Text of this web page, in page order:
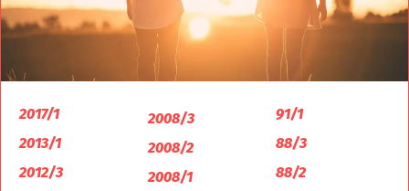
2017/1
2013/1
2012/3
2008/3
2008/2
2008/1
91/1
88/3
88/2